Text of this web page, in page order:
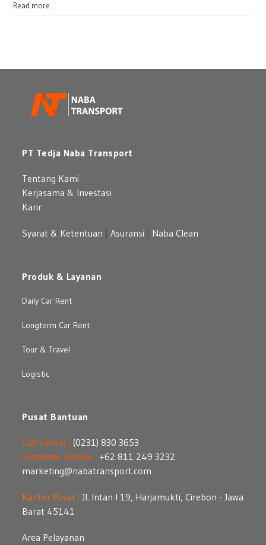
Read more
Mobil
yang
Berkelas
PT Tedja Naba Transport
Tentang Kami
Kerjasama & Investasi
Karir
Syarat & Ketentuan |Asuransi Naba Clean
Produk & Layanan
Daily Car Rent
Longterm Car Rent
Tour & Travel
Logistic
Pusat Bantuan
Call Center : (0231) 830 3653
Customer Service : +62 811 249 3232
marketing@nabatransport.com
Kantor Pusat : Jl. Intan I 19, Harjamukti, Cirebon - Jawa
Barat 45141
Area Pelayanan